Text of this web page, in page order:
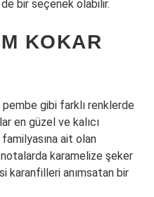
bir seçenek olabilir.
KOKAR
gibi farklı renklerde
en güzel ve kalıcı
ait olan
karamelize şeker
karanfilleri anımsatan bir